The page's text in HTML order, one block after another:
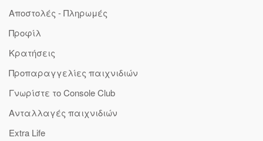
Αποστολές - Πληρωμές
Προφίλ
Κρατήσεις
Προπαραγγελίες παιχνιδιών
Γνωρίστε το Console Club
Ανταλλαγές παιχνιδιών
Extra Life